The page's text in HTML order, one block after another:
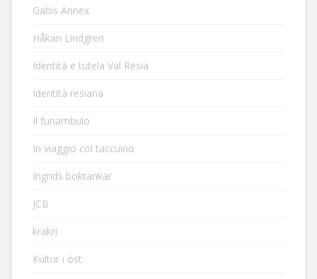
Gabis Annex
Håkan Lindgren
Identità e tutela Val Resia
Identità resiana
Il funambulo
In viaggio col taccuino
Ingrids boktankar
JCB
krakri
Kultur i öst